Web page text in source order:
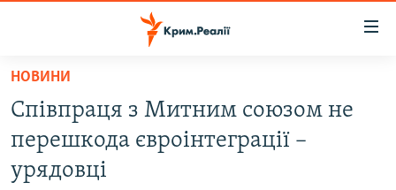
Перейти
основного
матеріалу
Перейти
до
ВОДА.КРИМ
ВІДЕО ТА ФОТО
НОВИНИ
Співпраця з Митним союзом не
перешкода євроінтеграції –
урядовці